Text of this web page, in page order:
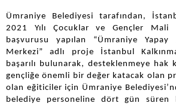
Ümraniye Belediyesi tarafından,
2021 Yılı Çocuklar ve Gençler Mali
başvurusu yapılan “Ümraniye
Merkezi” adlı proje İstanbul
başarılı bulunarak, desteklenmeye hak
gençliğe önemli bir değer katacak olan
olan eğiticiler için Ümraniye
belediye personeline dört gün süren